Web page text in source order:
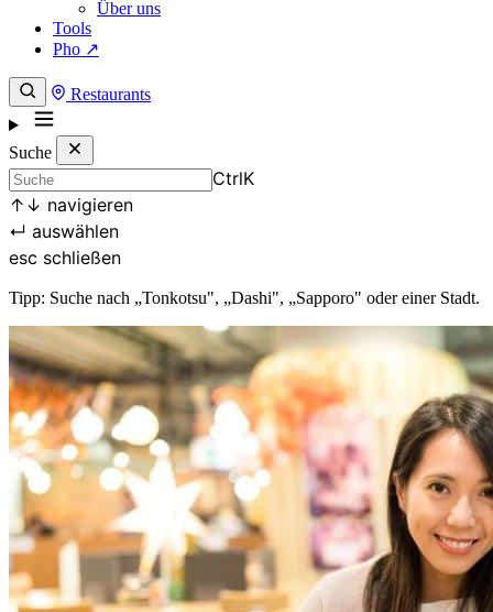
Über uns
Tools
Pho ↗
Restaurants
Suche
CtrlK
↑ ↓ navigieren
↵ auswählen
esc schließen
Tipp: Suche nach „Tonkotsu", „Dashi", „Sapporo" oder einer Stadt.